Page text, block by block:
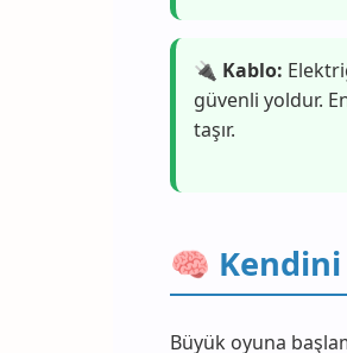
🔌 Kablo:
güvenli yoldur.
taşır.
🧠 Kendini
Büyük oyuna